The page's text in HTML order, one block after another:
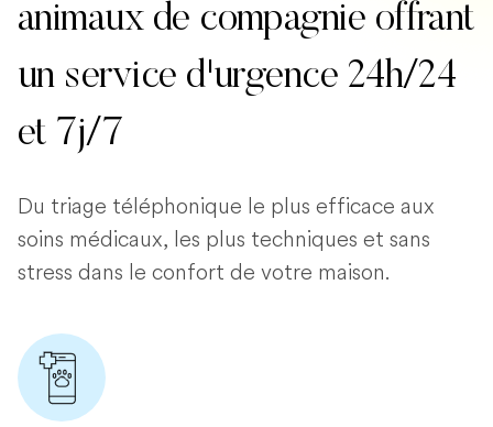
animaux de compagnie offrant
un service d'urgence 24h/24
et 7j/7
Du triage téléphonique le plus efficace aux
soins médicaux, les plus techniques et sans
stress dans le confort de votre maison.